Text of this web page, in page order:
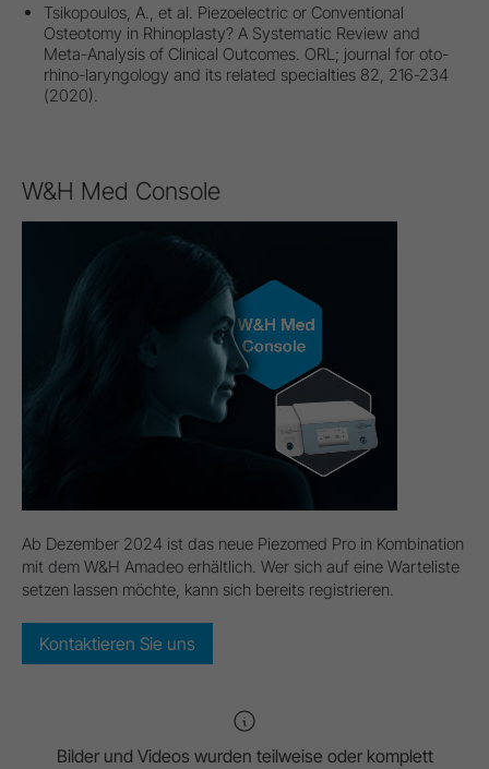
Tsikopoulos, A., et al. Piezoelectric or Conventional
Osteotomy in Rhinoplasty? A Systematic Review and
Meta-Analysis of Clinical Outcomes. ORL; journal for oto-
rhino-laryngology and its related specialties 82, 216-234
(2020).
W&H Med Console
Ab Dezember 2024 ist das neue Piezomed Pro in Kombination
mit dem W&H Amadeo erhältlich. Wer sich auf eine Warteliste
setzen lassen möchte, kann sich bereits registrieren.
Kontaktieren Sie uns
Bilder und Videos wurden teilweise oder komplett